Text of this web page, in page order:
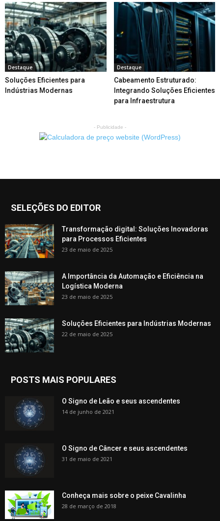
Destaque
Soluções Eficientes para
Indústrias Modernas
Destaque
Cabeamento Estruturado:
Integrando Soluções Eficientes
para Infraestrutura
- Publicidade -
SELEÇÕES DO EDITOR
Transformação digital: Soluções Inovadoras
para Processos Eficientes
23 de maio de 2025
A Importância da Automação e Eficiência na
Logística Moderna
23 de maio de 2025
Soluções Eficientes para Indústrias Modernas
22 de maio de 2025
POSTS MAIS POPULARES
O Signo de Leão e seus ascendentes
14 de junho de 2021
O Signo de Câncer e seus ascendentes
31 de maio de 2021
Conheça mais sobre o peixe Cavalinha
28 de março de 2018